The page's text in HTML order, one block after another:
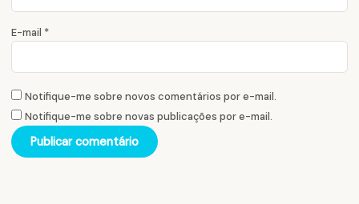
E-mail *
Notifique-me sobre novos comentários por e-mail.
Notifique-me sobre novas publicações por e-mail.